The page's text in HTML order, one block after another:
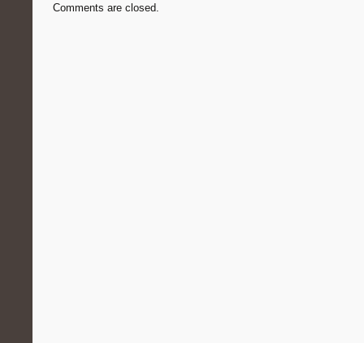
Comments are closed.